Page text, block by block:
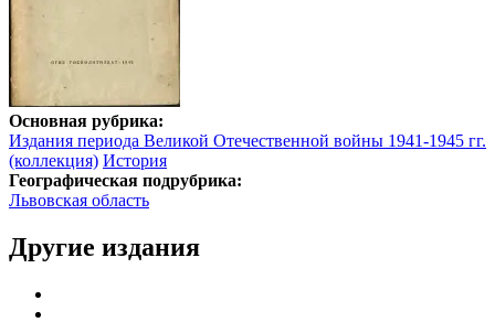
Основная рубрика:
Издания периода Великой Отечественной войны 1941-1945 гг.
(коллекция) История
Географическая подрубрика:
Львовская область
Другие издания